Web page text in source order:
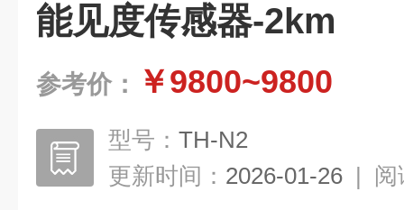
能见度传感器-2km
参考价： ￥9800~9800
型号： TH-N2
更新时间： 2026-01-26 | 阅